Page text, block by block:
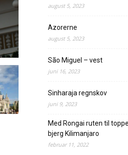
august 5, 2023
Azorerne
august 5, 2023
São Miguel – vest
juni 16, 2023
Sinharaja regnskov
juni 9, 2023
Med Rongai ruten til
bjerg Kilimanjaro
februar 11, 2022